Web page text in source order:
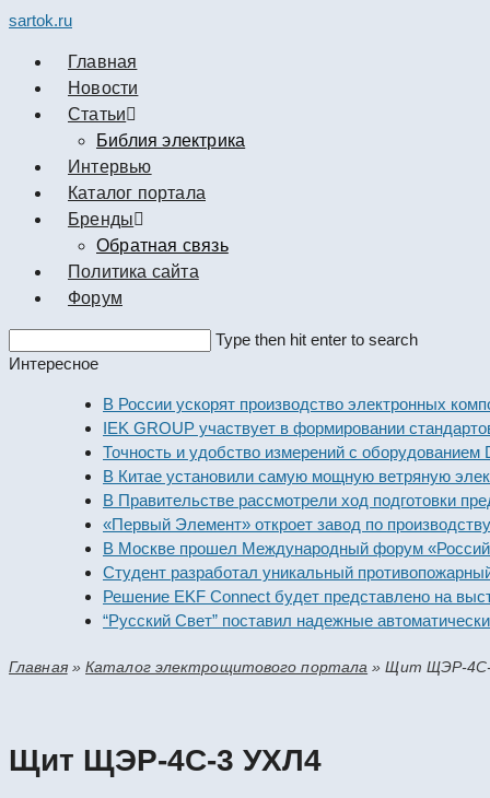
sartok.ru
Главная
Новости
Cтатьи
Библия электрика
Интервью
Каталог портала
Бренды
Обратная связь
Политика сайта
Форум
this
Type then hit enter to search
Интересное
В России ускорят производство электронных
IEK GROUP участвует в формировании стандартов
Точность и удобство измерений с оборудованием
В Китае установили самую мощную ветряную
В Правительстве рассмотрели ход подготовки
«Первый Элемент» откроет завод по производству
В Москве прошел Международный форум «Российская
Студент разработал уникальный противопожарный
Решение EKF Connect будет представлено на
“Русский Свет” поставил надежные автоматические
Главная»Каталог электрощитового портала »Щит ЩЭР-
Щит ЩЭР-4С-3 УХЛ4